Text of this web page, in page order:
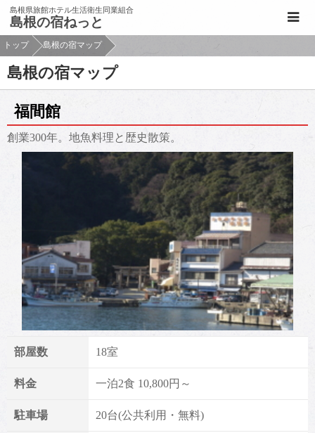
このページの本文へ移動
島根県旅館ホテル生活衛生同業組合
島根の宿ねっと
トップ 島根の宿マップ
島根の宿マップ
福間館
創業300年。地魚料理と歴史散策。
部屋数 18室
料金 一泊2食 10,800円～
駐車場 20台(公共利用・無料)